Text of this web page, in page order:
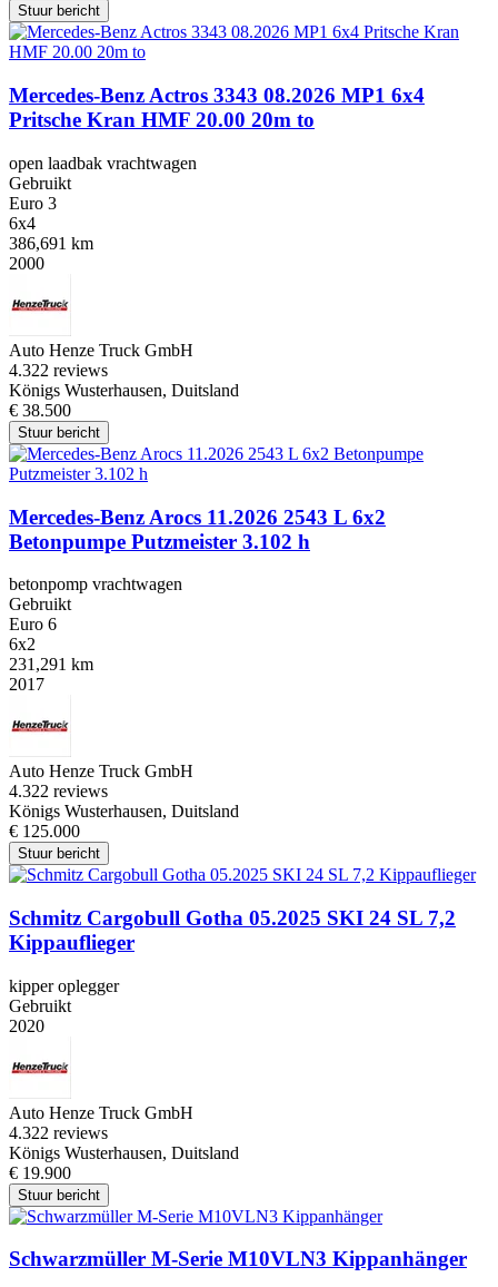
Stuur bericht
Mercedes-Benz Actros 3343 08.2026 MP1 6x4
Pritsche Kran HMF 20.00 20m to
open laadbak vrachtwagen
Gebruikt
Euro 3
6x4
386,691 km
2000
Auto Henze Truck GmbH
4.322 reviews
Königs Wusterhausen, Duitsland
€ 38.500
Stuur bericht
Mercedes-Benz Arocs 11.2026 2543 L 6x2
Betonpumpe Putzmeister 3.102 h
betonpomp vrachtwagen
Gebruikt
Euro 6
6x2
231,291 km
2017
Auto Henze Truck GmbH
4.322 reviews
Königs Wusterhausen, Duitsland
€ 125.000
Stuur bericht
Schmitz Cargobull Gotha 05.2025 SKI 24 SL 7,2
Kippauflieger
kipper oplegger
Gebruikt
2020
Auto Henze Truck GmbH
4.322 reviews
Königs Wusterhausen, Duitsland
€ 19.900
Stuur bericht
Schwarzmüller M-Serie M10VLN3 Kippanhänger